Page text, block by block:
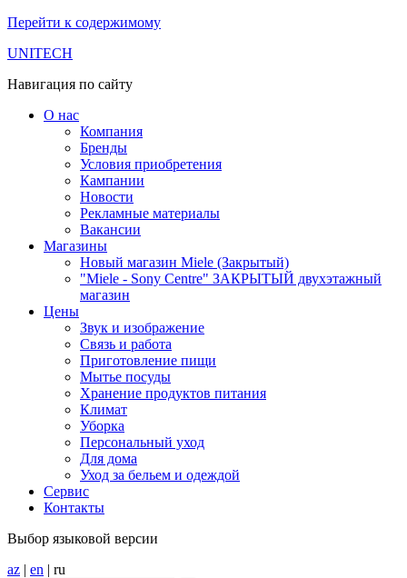
Перейти к содержимому
UNITECH
Навигация по сайту
О нас
Компания
Бренды
Условия приобретения
Кампании
Новости
Рекламные материалы
Вакансии
Магазины
Новый магазин Miele (Закрытый)
"Miele - Sony Centre" ЗАКРЫТЫЙ двухэтажный
магазин
Цены
Звук и изображение
Связь и работа
Приготовление пищи
Мытье посуды
Хранение продуктов питания
Климат
Уборка
Персональный уход
Для дома
Уход за бельем и одеждой
Сервис
Контакты
Выбор языковой версии
az | en | ru